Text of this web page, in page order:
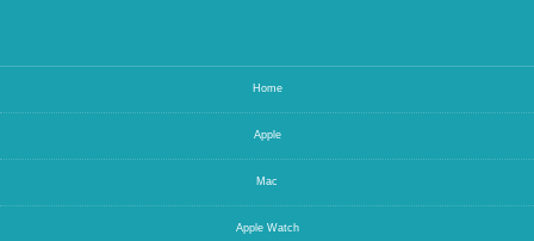
Home
Apple
Mac
Apple Watch